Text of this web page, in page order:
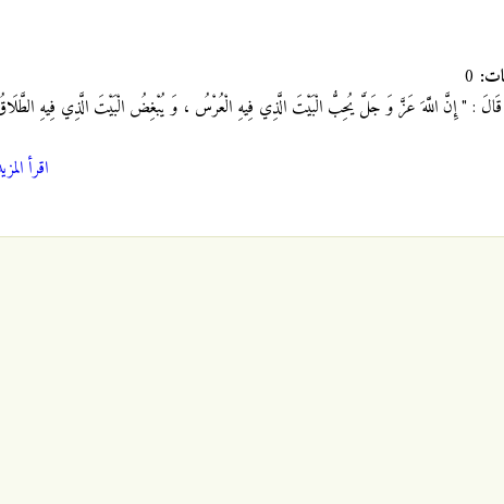
قَالَ : " إِنَّ اللَّهَ عَزَّ وَ جَلَّ يُحِبُّ الْبَيْتَ الَّذِي فِيهِ الْعُرْسُ ، وَ يُبْغِضُ الْبَيْتَ الَّذِي فِيهِ
اقرأ